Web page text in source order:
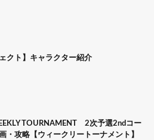
クト】キャラクター紹介
TOURNAMENT 2次予選2ndコー
攻略【ウィークリートーナメント】